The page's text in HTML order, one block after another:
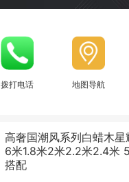
拨打电话 地图导航
高奢国潮风系列白蜡木星
6米1.8米2米2.2米2.4米
搭配